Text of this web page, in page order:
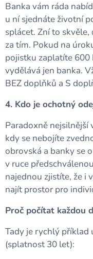
Banka vám ráda
u ní sjednáte životní
splácet. Zní to
za tím. Pokud na
pojistku zaplatíte 600
vydělává jen banka.
BEZ doplňků a S
4. Kdo je ochotný
Paradoxně nejsilnější
kdy se nebojíte
obrovská a banky se
v ruce
najednou zjistíte, že i
najít prostor pro
Proč počítat každou
Tady je rychlý příklad
(splatnost 30 let):